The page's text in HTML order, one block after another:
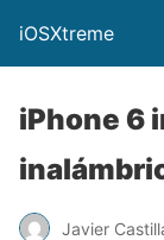
iOSXtreme
iPhone 6
Javier